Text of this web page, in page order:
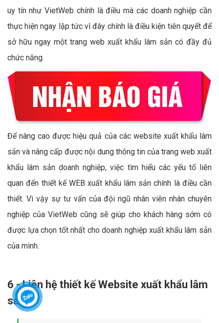
uy tín như VietWeb chính là điều mà các doanh nghiệp cần
thực hiện ngay lập tức vì đây chính là điều kiện tiên quyết để
sở hữu ngay một trang web xuất khẩu lâm sản có đầy đủ
chức năng.
Để nâng cao được hiệu quả của các website xuất khẩu lâm
sản và nâng cấp được nội dung thông tin của trang web xuất
khẩu lâm sản doanh nghiệp, việc tìm hiểu các yếu tố liên
quan đến thiết kế WEB xuất khẩu lâm sản chính là điều cần
thiết. Vì vậy sự tư vấn của đội ngũ nhân viên nhân chuyên
nghiệp của VietWeb cũng sẽ giúp cho khách hàng sớm có
được lựa chọn tốt nhất cho doanh nghiệp xuất khẩu lâm sản
của mình.
6 - Liên hệ thiết kế Website xuất khẩu lâm
sản?